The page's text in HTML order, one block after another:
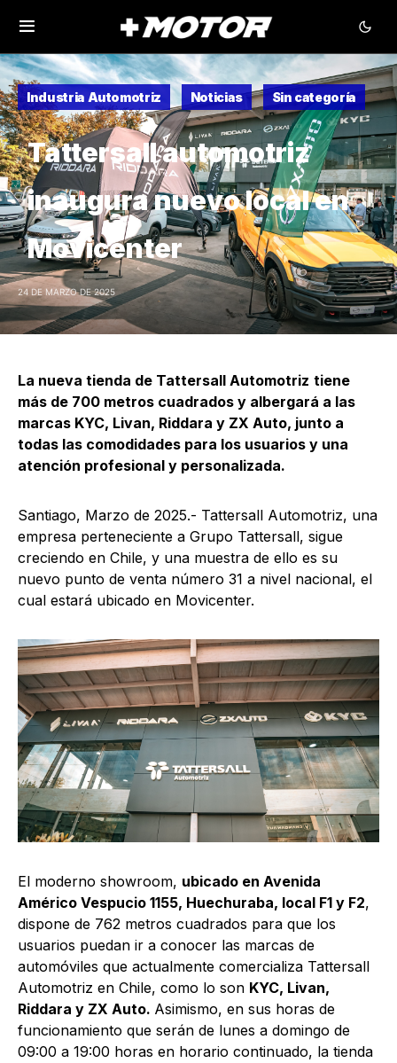
Industria Automotriz Noticias Sin categoría
Tattersall automotriz
inaugura nuevo local en
Movicenter
24 DE MARZO DE 2025
La nueva tienda de Tattersall Automotriz tiene
más de 700 metros cuadrados y albergará a las
marcas KYC, Livan, Riddara y ZX Auto, junto a
todas las comodidades para los usuarios y una
atención profesional y personalizada.
Santiago, Marzo de 2025.- Tattersall Automotriz, una
empresa perteneciente a Grupo Tattersall, sigue
creciendo en Chile, y una muestra de ello es su
nuevo punto de venta número 31 a nivel nacional, el
cual estará ubicado en Movicenter.
El moderno showroom, ubicado en Avenida
Américo Vespucio 1155, Huechuraba, local F1 y F2,
dispone de 762 metros cuadrados para que los
usuarios puedan ir a conocer las marcas de
automóviles que actualmente comercializa Tattersall
Automotriz en Chile, como lo son KYC, Livan,
Riddara y ZX Auto. Asimismo, en sus horas de
funcionamiento que serán de lunes a domingo de
09:00 a 19:00 horas en horario continuado, la tienda